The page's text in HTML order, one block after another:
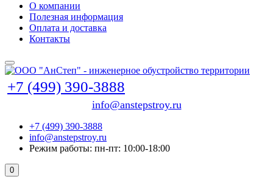
О компании
Полезная информация
Оплата и доставка
Контакты
+7 (499) 390-3888
info@anstepstroy.ru
+7 (499) 390-3888
info@anstepstroy.ru
Режим работы: пн-пт: 10:00-18:00
0